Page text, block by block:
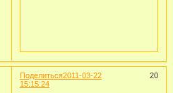
Поделиться 20
2011-03-22
15:15:24